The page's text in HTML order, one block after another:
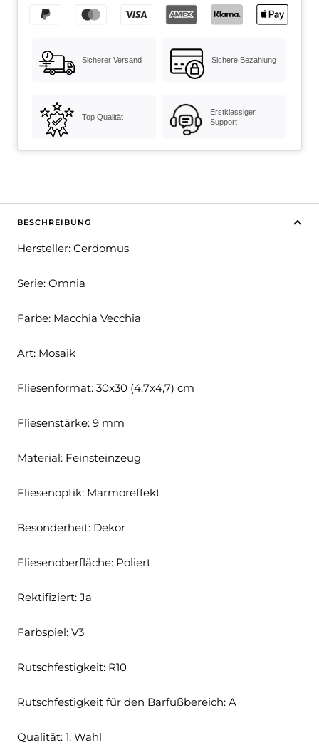
Sicherer Versand Sichere Bezahlung
Top Qualität
Erstklassiger
Support
BESCHREIBUNG
Hersteller: Cerdomus
Serie: Omnia
Farbe: Macchia Vecchia
Art: Mosaik
Fliesenformat: 30x30 (4,7x4,7) cm
Fliesenstärke: 9 mm
Material: Feinsteinzeug
Fliesenoptik: Marmoreffekt
Besonderheit: Dekor
Fliesenoberfläche: Poliert
Rektifiziert: Ja
Farbspiel: V3
Rutschfestigkeit: R10
Rutschfestigkeit für den Barfußbereich: A
Qualität: 1. Wahl